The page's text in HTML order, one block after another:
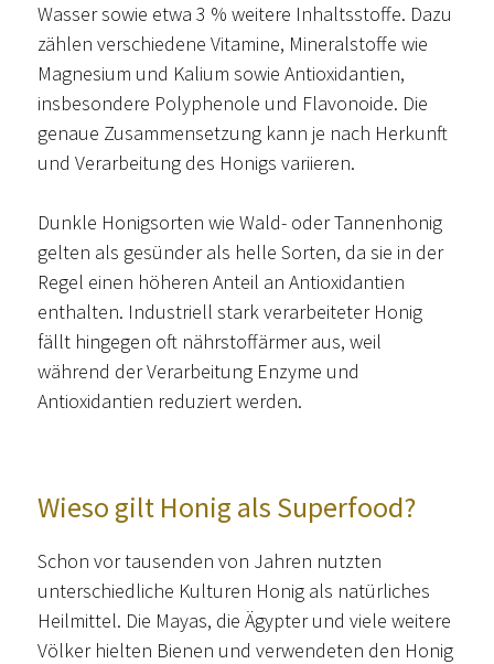
Wasser sowie etwa 3 % weitere Inhaltsstoffe. Dazu
zählen verschiedene Vitamine, Mineralstoffe wie
Magnesium und Kalium sowie Antioxidantien,
insbesondere Polyphenole und Flavonoide. Die
genaue Zusammensetzung kann je nach Herkunft
und Verarbeitung des Honigs variieren.
Dunkle Honigsorten wie Wald- oder Tannenhonig
gelten als gesünder als helle Sorten, da sie in der
Regel einen höheren Anteil an Antioxidantien
enthalten. Industriell stark verarbeiteter Honig
fällt hingegen oft nährstoffärmer aus, weil
während der Verarbeitung Enzyme und
Antioxidantien reduziert werden.
Wieso gilt Honig als Superfood?
Schon vor tausenden von Jahren nutzten
unterschiedliche Kulturen Honig als natürliches
Heilmittel. Die Mayas, die Ägypter und viele weitere
Völker hielten Bienen und verwendeten den Honig